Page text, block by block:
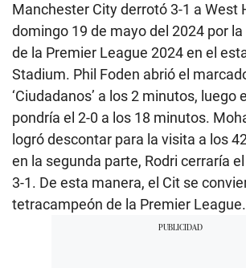
Manchester City derrotó 3-1 a West
domingo 19 de mayo del 2024 por
de la Premier League 2024 en el
Stadium. Phil Foden abrió el
‘Ciudadanos’ a los 2 minutos, luego
pondría el 2-0 a los 18 minutos.
logró descontar para la visita a los
en la segunda parte, Rodri cerraría
3-1. De esta manera, el Cit se
tetracampeón de la Premier League.